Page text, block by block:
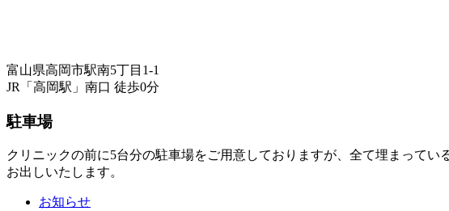
富山県高岡市駅南5丁目1-1
JR「高岡駅」南口 徒歩0分
駐車場
クリニックの前に5台分の駐車場をご用意しておりますが、全て埋まって
お出しいたします。
お知らせ